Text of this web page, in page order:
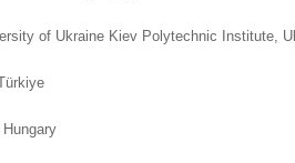
of Ukraine Kiev Polytechnic Institute,